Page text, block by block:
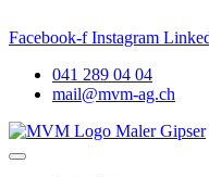
Facebook-f Instagram
041 289 04 04
mail@mvm-ag.ch